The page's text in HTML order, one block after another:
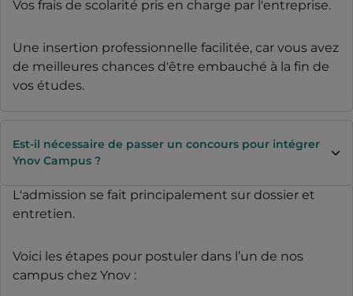
Vos frais de scolarité pris en charge par l'entreprise.
Une insertion professionnelle facilitée, car vous avez
de meilleures chances d'être embauché à la fin de
vos études.
Est-il nécessaire de passer un concours pour intégrer
Ynov Campus ?
L'admission se fait principalement sur dossier et
entretien.
Voici les étapes pour postuler dans l’un de nos
campus chez Ynov :